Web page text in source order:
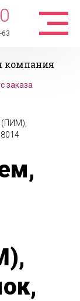
63
компания
заказа
(ПИМ),